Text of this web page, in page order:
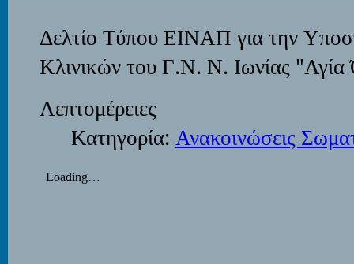
Δελτίο Τύπου ΕΙΝΑΠ για την
Κλινικών του Γ.Ν. Ν. Ιωνίας
Λεπτομέρειες
Κατηγορία: Ανακοινώσεις